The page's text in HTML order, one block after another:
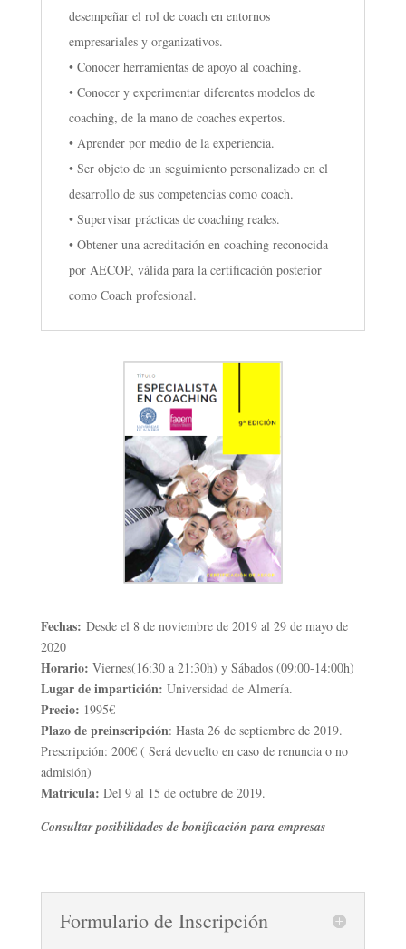
desempeñar el rol de coach en entornos
empresariales y organizativos.
• Conocer herramientas de apoyo al coaching.
• Conocer y experimentar diferentes modelos de
coaching, de la mano de coaches expertos.
• Aprender por medio de la experiencia.
• Ser objeto de un seguimiento personalizado en el
desarrollo de sus competencias como coach.
• Supervisar prácticas de coaching reales.
• Obtener una acreditación en coaching reconocida
por AECOP, válida para la certificación posterior
como Coach profesional.
Fechas: Desde el 8 de noviembre de 2019 al 29 de mayo de
2020
Horario: Viernes(16:30 a 21:30h) y Sábados (09:00-14:00h)
Lugar de impartición: Universidad de Almería.
Precio: 1995€
Plazo de preinscripción: Hasta 26 de septiembre de 2019.
Prescripción: 200€ ( Será devuelto en caso de renuncia o no
admisión)
Matrícula: Del 9 al 15 de octubre de 2019.
Consultar posibilidades de bonificación para empresas
Formulario de Inscripción